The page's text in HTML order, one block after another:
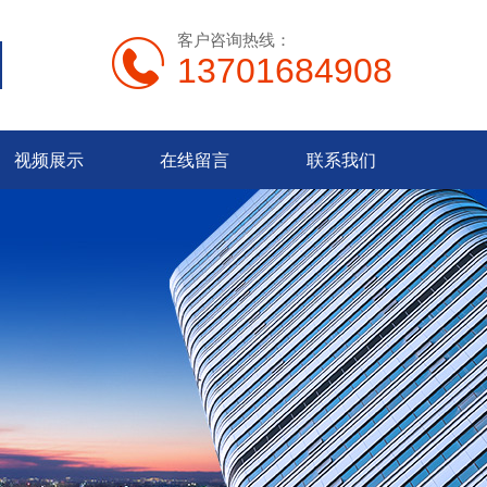
客户咨询热线：
13701684908
视频展示 在线留言 联系我们